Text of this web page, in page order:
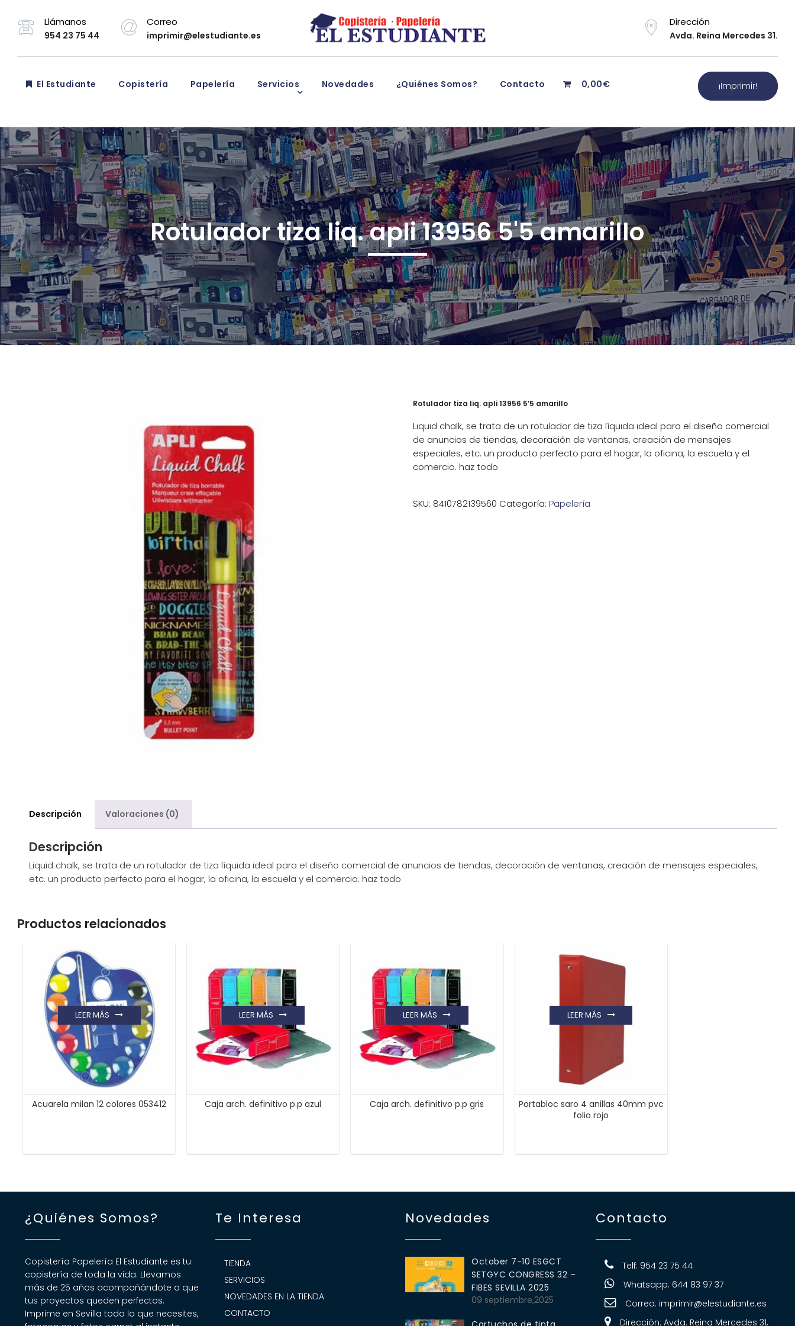
Llámanos
954 23 75 44
Correo
imprimir@elestudiante.es
Dirección
Avda. Reina Mercedes 31.
El Estudiante Copistería Papelería Servicios Novedades ¿Quiénes Somos? Contacto 0,00€ ¡Imprimir!
Rotulador tiza liq. apli 13956 5'5 amarillo
Rotulador tiza liq. apli 13956 5’5 amarillo
Liquid chalk, se trata de un rotulador de tiza líquida ideal para el diseño comercial
de anuncios de tiendas, decoración de ventanas, creación de mensajes
especiales, etc. un producto perfecto para el hogar, la oficina, la escuela y el
comercio. haz todo
SKU: 8410782139560 Categoría: Papelería
Descripción Valoraciones (0)
Descripción
Liquid chalk, se trata de un rotulador de tiza líquida ideal para el diseño comercial de anuncios de tiendas, decoración de ventanas, creación de mensajes especiales,
etc. un producto perfecto para el hogar, la oficina, la escuela y el comercio. haz todo
Productos relacionados
Acuarela milan 12 colores 053412
LEER MÁS
Caja arch. definitivo p.p azul
LEER MÁS
Caja arch. definitivo p.p gris
LEER MÁS
Portabloc saro 4 anillas 40mm pvc
folio rojo
LEER MÁS
¿Quiénes Somos?
Copistería Papelería El Estudiante es tu
copistería de toda la vida. Llevamos
más de 25 años acompañándote a que
tus proyectos queden perfectos.
Imprime en Sevilla todo lo que necesites,
Te Interesa
TIENDA
SERVICIOS
NOVEDADES EN LA TIENDA
CONTACTO
Novedades
October 7-10 ESGCT
SETGYC CONGRESS 32 –
FIBES SEVILLA 2025
09 septiembre,2025
Contacto
Telf: 954 23 75 44
Whatsapp: 644 83 97 37
Correo: imprimir@elestudiante.es
Dirección: Avda. Reina Mercedes 31,